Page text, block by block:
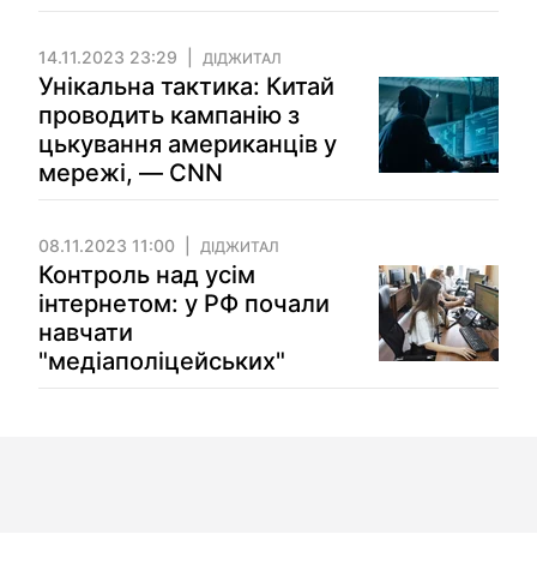
14.11.2023 23:29 ДІДЖИТАЛ
Унікальна тактика: Китай
проводить кампанію з
цькування американців у
мережі, — CNN
08.11.2023 11:00 ДІДЖИТАЛ
Контроль над усім
інтернетом: у РФ почали
навчати
"медіаполіцейських"